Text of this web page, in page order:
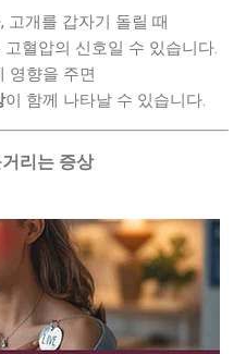
고개를 갑자기 돌릴 때
고혈압의 신호일 수 있습니다.
영향을 주면
이 함께 나타날 수 있습니다.
리는 증상